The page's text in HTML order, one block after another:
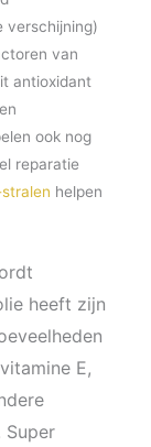
verschijning)
van
antioxidant
ook nog
reparatie
stralen helpen
heeft zijn
E,
Super